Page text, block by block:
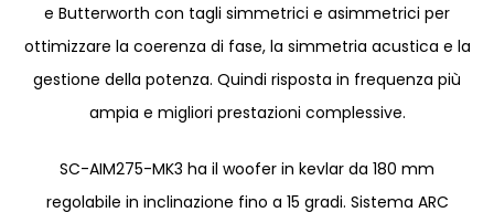
e Butterworth con tagli simmetrici e asimmetrici per
ottimizzare la coerenza di fase, la simmetria acustica e la
gestione della potenza. Quindi risposta in frequenza più
ampia e migliori prestazioni complessive.
SC-AIM275-MK3 ha il woofer in kevlar da 180 mm
regolabile in inclinazione fino a 15 gradi. Sistema ARC